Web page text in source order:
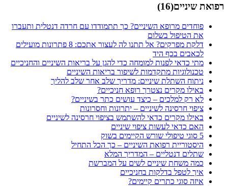
רפואת שיניים(
16
)
פוחדים מרופא השיניים? כך תתמודדו עם חרדה דנטלית ותעברו
את הטיפול בשלום
דלקת מפרקים? אל תתנו לה לעצור אתכם: 8 פתרונות מועילים
לכאבים בכף היד
מתי כדאי לפנות למומחה כדי להגן על בריאות השיניים והחניכיים
טכנולוגיות מתקדמות לשיפור בריאות השיניים
ניתוח השתלת שיניים: מדריך שלב אחר שלב להליך
באילו מקרים נצטרך רופא חניכיים?
לא רק למלכים – כיצד עושים כתר בשיניים?
ציפוי חרסינה לשיניים – יתרונות וחסרונות
באילו מקרים כדאי להשתמש בציפוי חרסינה לשיניים
האם כדאי לעשות ציפוי שיניים
5 סוגי טיפולי שורש הקיימים בשוק
היסטוריית רפואת השיניים – כך הכל התחיל
שתלים דנטליים – המדריך המלא
כמה משחת שיניים לשים על המברשת
איך לטפל בדלקות בחניכיים
איזה סוגי כתרים קיימים?